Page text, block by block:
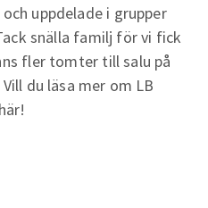
uppdelade i grupper
snälla familj för vi fick
fler tomter till salu på
du läsa mer om LB